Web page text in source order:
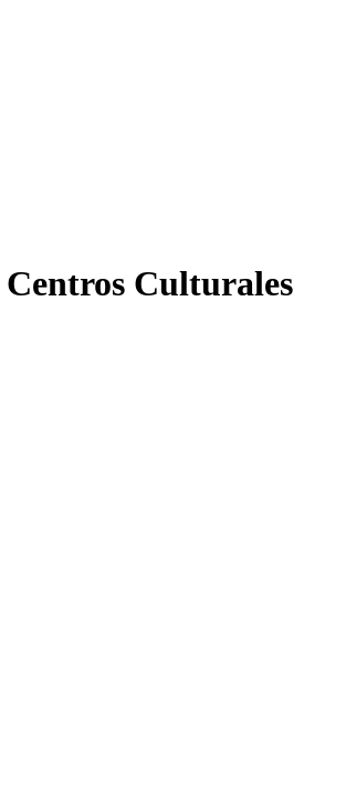
Centros Culturales